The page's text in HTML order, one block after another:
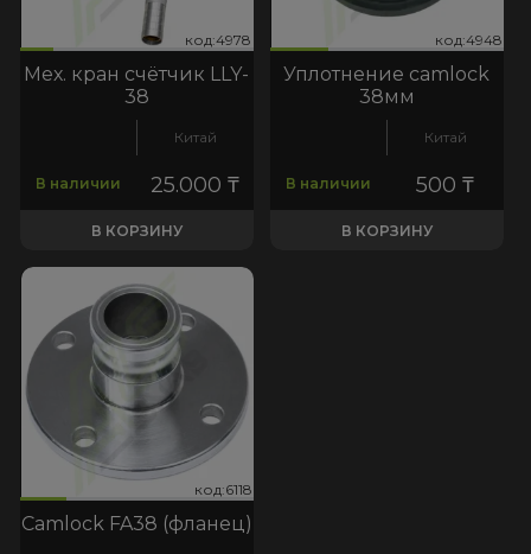
код:4978 код:4978
Мех. кран счётчик LLY-
38
Китай
В наличии 25.000₸
В КОРЗИНУ
код:4948 код:4948
Уплотнение camlock
38мм
Китай
В наличии 500₸
В КОРЗИНУ
код:6118
Camlock FA38 (фланец)